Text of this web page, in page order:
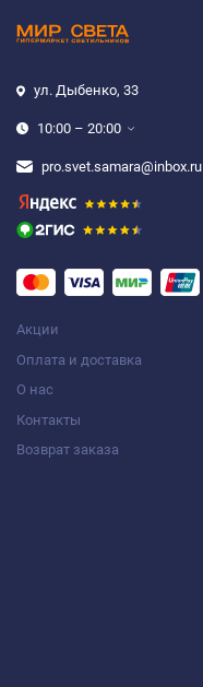
ул. Дыбенко, 33
10:00 – 20:00
pro.svet.samara@inbox.ru
Акции
Оплата и доставка
О нас
Контакты
Возврат заказа